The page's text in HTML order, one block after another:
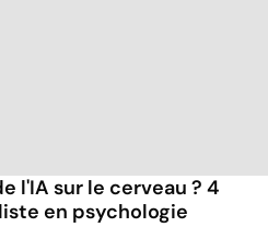
l'IA sur le cerveau ? 4
en psychologie